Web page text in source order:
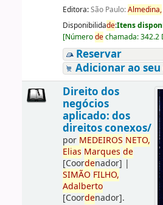
Editora:São Paulo:Almedina,
Disponibilidade:Itens
[Númerodechamada:342.2
Reservar
Adicionar ao
Direito dos
negócios
aplicado: dos
direitos conexos/
por MEDEIROS NETO,
Elias Marques de
[Coordenador] |
SIMÃO FILHO,
Adalberto
[Coordenador].